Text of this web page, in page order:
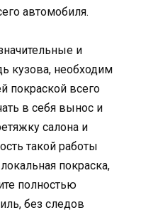
автомобиля.
и
кузова, необходим
покраской всего
в себя вынос и
салона и
такой работы
покраска,
полностью
без следов